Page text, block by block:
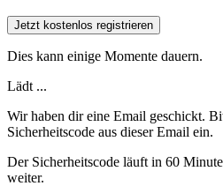
Jetzt kostenlos registrieren
Dies kann einige Momente dauern.
Lädt ...
Wir haben dir eine Email geschickt.
Sicherheitscode aus dieser Email ein.
Der Sicherheitscode läuft in 60
weiter.